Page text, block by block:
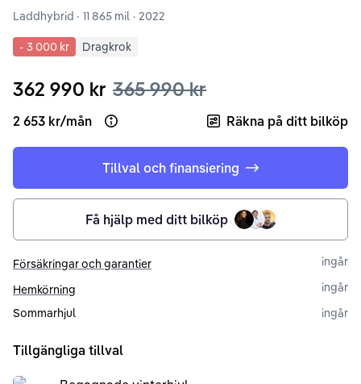
Laddhybrid · 11 865 mil · 2022
- 3 000 kr Dragkrok
362 990 kr 365 990 kr
2 653 kr/mån Open loan example Räkna på ditt bilköp
Tillval och finansiering
Få hjälp med ditt bilköp
Försäkringar och garantier
ingår
Hemkörning
ingår
Sommarhjul
ingår
Tillgängliga tillval